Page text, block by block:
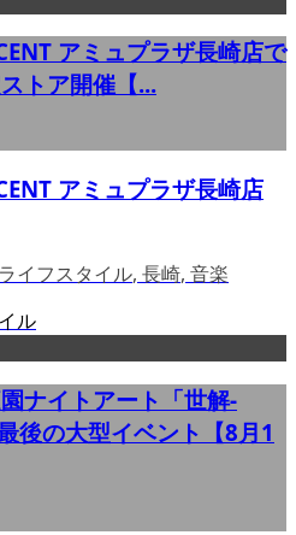
アミュプラザ長崎店で
トア開催【...
アミュプラザ長崎店
イフスタイル, 長崎, 音楽
ル
ナイトアート「世解-
後の大型イベント【8月1